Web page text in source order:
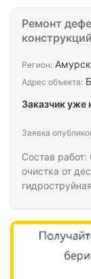
Состав
очистка от
толщиной до
Ремонт
конструкций
Регион:
Адрес объекта:
Заказчик уже
Заявка